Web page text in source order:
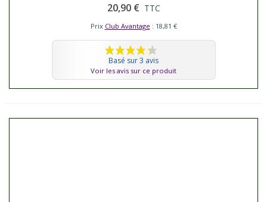
20,90 € TTC
Prix Club Avantage : 18,81 €
Basé sur 3 avis
Voir les avis sur ce produit